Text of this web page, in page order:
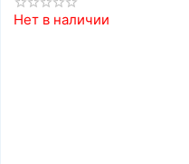
Нет в наличии